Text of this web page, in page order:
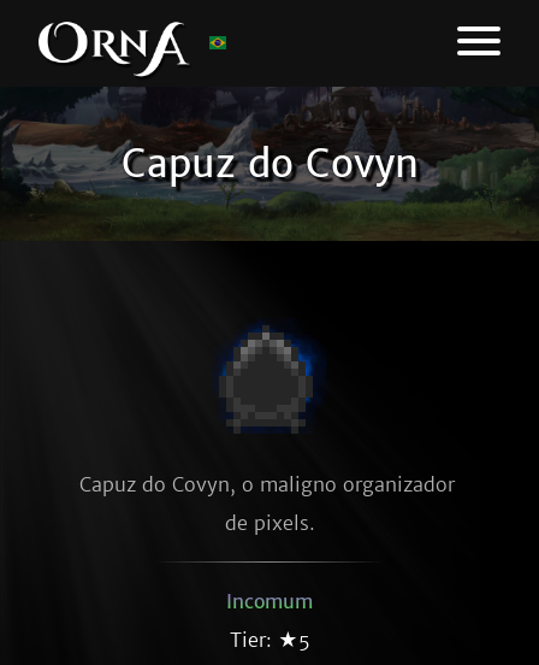
Capuz do Covyn
Capuz do Covyn, o maligno organizador
de pixels.
Incomum
Tier: ★5